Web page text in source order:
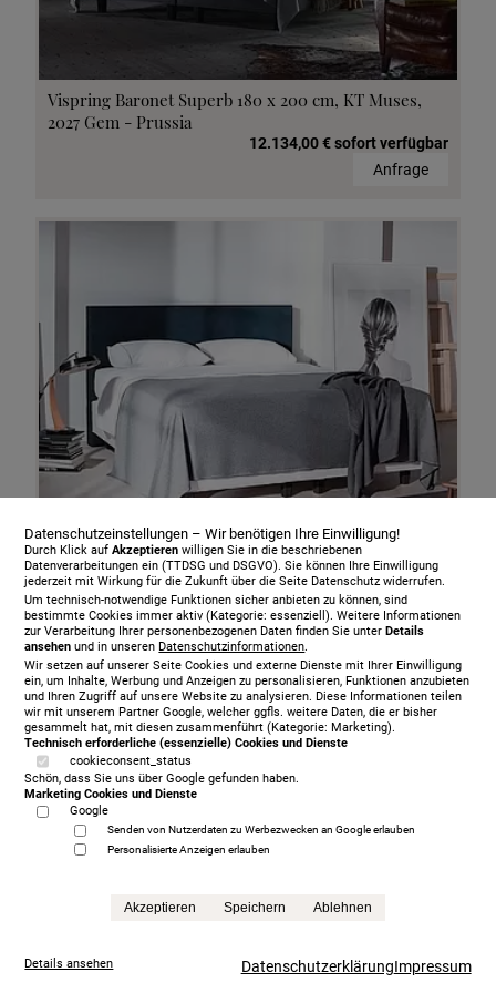
Vispring Baronet Superb 180 x 200 cm, KT Muses,
2027 Gem - Prussia
12.134,00 € sofort verfügbar
Anfrage
Vispring Devonshire 180 x 200 cm, KT Themis, 410
Faux Suede - Charcoal
12.280,00 € sofort verfügbar
Anfrage
Datenschutzeinstellungen – Wir benötigen Ihre Einwilligung!
Durch Klick aufAkzeptieren willigen Sie in die beschriebenen
Datenverarbeitungen ein (TTDSG und DSGVO). Sie können Ihre Einwilligung
jederzeit mit Wirkung für die Zukunft über die Seite Datenschutz widerrufen.
Um technisch-notwendige Funktionen sicher anbieten zu können, sind
bestimmte Cookies immer aktiv (Kategorie: essenziell). Weitere Informationen
zur Verarbeitung Ihrer personenbezogenen Daten finden Sie unterDetails
ansehen und in unserenDatenschutzinformationen.
Wir setzen auf unserer Seite Cookies und externe Dienste mit Ihrer Einwilligung
ein, um Inhalte, Werbung und Anzeigen zu personalisieren, Funktionen anzubieten
und Ihren Zugriff auf unsere Website zu analysieren. Diese Informationen teilen
wir mit unserem Partner Google, welcher ggfls. weitere Daten, die er bisher
gesammelt hat, mit diesen zusammenführt (Kategorie: Marketing).
Technisch erforderliche (essenzielle) Cookies und Dienste
cookieconsent_status
Schön, dass Sie uns über Google gefunden haben.
Marketing Cookies und Dienste
Google
Senden von Nutzerdaten zu Werbezwecken an Google erlauben
Personalisierte Anzeigen erlauben
Akzeptieren Speichern Ablehnen
Details ansehen DatenschutzerklärungImpressum